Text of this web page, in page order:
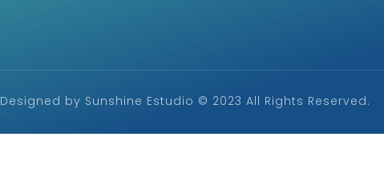
Designed by Sunshine Estudio © 2023 All Rights Reserved.